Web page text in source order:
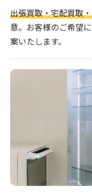
出張買取・宅配買取
意。お客様のご希望
案いたします。